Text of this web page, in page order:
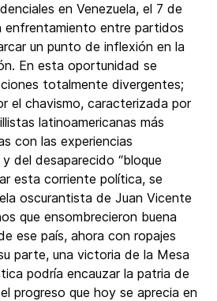
en Venezuela, el 7 de
enfrentamiento entre partidos
un punto de inflexión en la
En esta oportunidad se
totalmente divergentes;
el chavismo, caracterizada por
latinoamericanas más
con las experiencias
del desaparecido “bloque
esta corriente política, se
oscurantista de Juan Vicente
que ensombrecieron buena
ese país, ahora con ropajes
parte, una victoria de la Mesa
podría encauzar la patria de
progreso que hoy se aprecia en